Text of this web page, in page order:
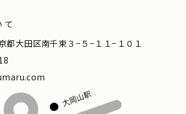
都大田区南千束３−５−１１−１０１